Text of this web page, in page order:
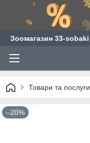
Зоомагазин 33-sobaki
Товари та послуги
–20%